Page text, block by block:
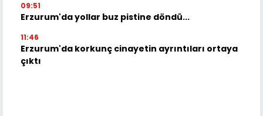
09:51
Erzurum'da yollar buz pistine döndü...
11:46
Erzurum'da korkunç cinayetin ayrıntıları ortaya
çıktı